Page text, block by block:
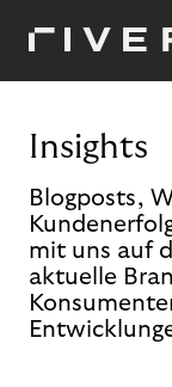
Insights
Blogposts,
mit uns auf
aktuelle